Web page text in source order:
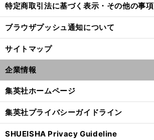
特定商取引法に基づく表示・その他の事項
ブラウザプッシュ通知について
サイトマップ
企業情報
集英社ホームページ
集英社プライバシーガイドライン
SHUEISHA Privacy Guideline